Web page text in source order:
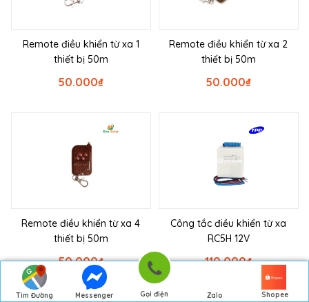
Tìm Đường
Messenger Gọi điện Zalo Shopee
Remote điều khiển từ xa 1
thiết bị 50m
₫
50.000
Remote điều khiển từ xa 2
thiết bị 50m
₫
50.000
Remote điều khiển từ xa 4
thiết bị 50m
₫
50.000
Công tắc điều khiển từ xa
RC5H 12V
₫
110.000